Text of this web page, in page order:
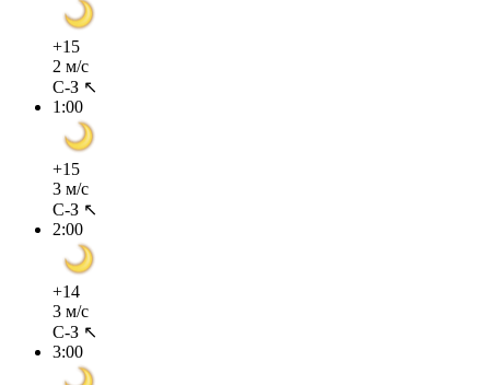
+15
2 м/с
С-З ↖
1:00
+15
3 м/с
С-З ↖
2:00
+14
3 м/с
С-З ↖
3:00